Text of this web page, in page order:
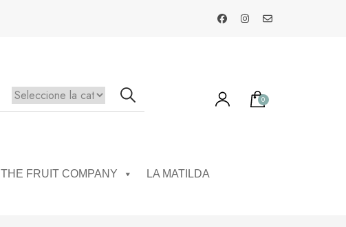
0
THE FRUIT COMPANY LA MATILDA